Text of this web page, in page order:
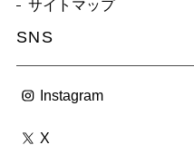
サイトマップ
SNS
Instagram
X